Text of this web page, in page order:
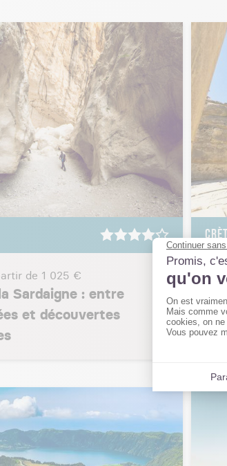
de 1 025 €
Sardaigne : entre
et découvertes
8